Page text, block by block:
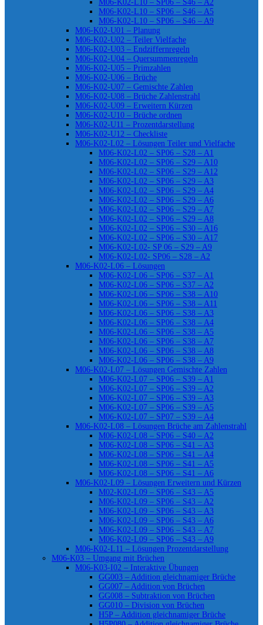
M06-K02-L10 – SP06 – S46 – A2
M06-K02-L10 – SP06 – S46 – A5
M06-K02-L10 – SP06 – S46 – A9
M06-K02-U01 – Planung
M06-K02-U02 – Teiler Vielfache
M06-K02-U03 – Endziffernregeln
M06-K02-U04 – Quersummenregeln
M06-K02-U05 – Primzahlen
M06-K02-U06 – Brüche
M06-K02-U07 – Gemischte Zahlen
M06-K02-U08 – Brüche Zahlenstrahl
M06-K02-U09 – Erweitern Kürzen
M06-K02-U10 – Brüche ordnen
M06-K02-U11 – Prozentdarstellung
M06-K02-U12 – Checkliste
M06-K02-L02 – Lösungen Teiler und Vielfache
M06-K02-L02 – SP06 – S28 – A1
M06-K02-L02 – SP06 – S29 – A10
M06-K02-L02 – SP06 – S29 – A12
M06-K02-L02 – SP06 – S29 – A3
M06-K02-L02 – SP06 – S29 – A4
M06-K02-L02 – SP06 – S29 – A6
M06-K02-L02 – SP06 – S29 – A7
M06-K02-L02 – SP06 – S29 – A8
M06-K02-L02 – SP06 – S30 – A16
M06-K02-L02 – SP06 – S30 – A17
M06-K02-L02- SP 06 – S29 – A9
M06-K02-L02- SP06 – S28 – A2
M06-K02-L06 – Lösungen
M06-K02-L06 – SP06 – S37 – A1
M06-K02-L06 – SP06 – S37 – A2
M06-K02-L06 – SP06 – S38 – A10
M06-K02-L06 – SP06 – S38 – A11
M06-K02-L06 – SP06 – S38 – A3
M06-K02-L06 – SP06 – S38 – A4
M06-K02-L06 – SP06 – S38 – A5
M06-K02-L06 – SP06 – S38 – A7
M06-K02-L06 – SP06 – S38 – A8
M06-K02-L06 – SP06 – S38 – A9
M06-K02-L07 – Lösungen Gemischte Zahlen
M06-K02-L07 – SP06 – S39 – A1
M06-K02-L07 – SP06 – S39 – A2
M06-K02-L07 – SP06 – S39 – A3
M06-K02-L07 – SP06 – S39 – A5
M06-K02-L07 – SP07 – S39 – A4
M06-K02-L08 – Lösungen Brüche am Zahlenstrahl
M06-K02-L08 – SP06 – S40 – A2
M06-K02-L08 – SP06 – S41 – A3
M06-K02-L08 – SP06 – S41 – A4
M06-K02-L08 – SP06 – S41 – A5
M06-K02-L08 – SP06 – S41 – A6
M06-K02-L09 – Lösungen Erweitern und Kürzen
M02-K02-L09 – SP06 – S43 – A5
M06-K02-L09 – SP06 – S43 – A2
M06-K02-L09 – SP06 – S43 – A3
M06-K02-L09 – SP06 – S43 – A6
M06-K02-L09 – SP06 – S43 – A7
M06-K02-L09 – SP06 – S43 – A9
M06-K02-L11 – Lösungen Prozentdarstellung
M06-K03 – Umgang mit Brüchen
M06-K03-I02 – Interaktive Übungen
GG003 – Addition gleichnamiger Brüche
GG007 – Addition von Brüchen
GG008 – Subtraktion von Brüchen
GG010 – Division von Brüchen
H5P – Addition gleichnamiger Brüche